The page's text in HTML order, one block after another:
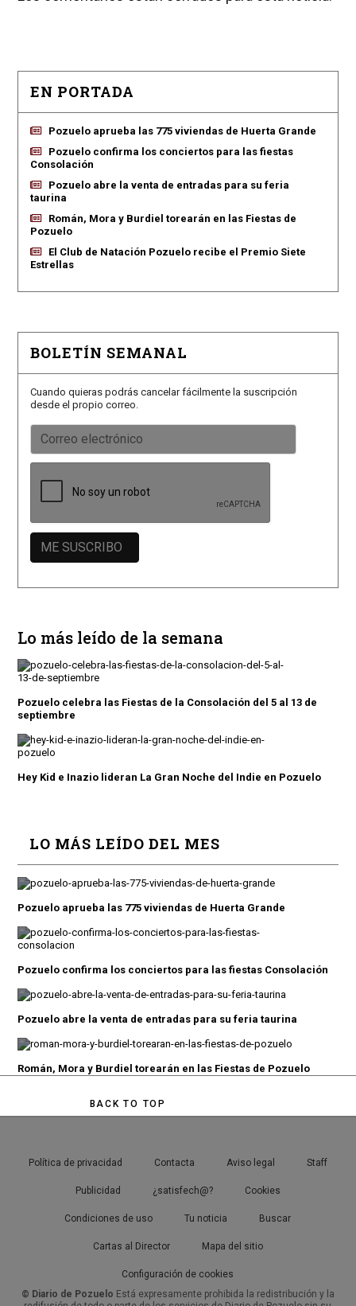
EN PORTADA
Pozuelo aprueba las 775 viviendas de Huerta Grande
Pozuelo confirma los conciertos para las fiestas
Consolación
Pozuelo abre la venta de entradas para su feria
taurina
Román, Mora y Burdiel torearán en las Fiestas de
Pozuelo
El Club de Natación Pozuelo recibe el Premio Siete
Estrellas
BOLETÍN SEMANAL
Cuando quieras podrás cancelar fácilmente la suscripción
desde el propio correo.
Lo más leído de la semana
Pozuelo celebra las Fiestas de la Consolación del 5 al 13 de
septiembre
Hey Kid e Inazio lideran La Gran Noche del Indie en Pozuelo
LO MÁS LEÍDO DEL MES
Pozuelo aprueba las 775 viviendas de Huerta Grande
Pozuelo confirma los conciertos para las fiestas Consolación
Pozuelo abre la venta de entradas para su feria taurina
Román, Mora y Burdiel torearán en las Fiestas de Pozuelo
BACK TO TOP
Política de privacidad Contacta Aviso legal Staff
Publicidad ¿satisfech@? Cookies
Condiciones de uso Tu noticia Buscar
Cartas al Director Mapa del sitio
Configuración de cookies
© Diario de Pozuelo Está expresamente prohibida la redistribución y la